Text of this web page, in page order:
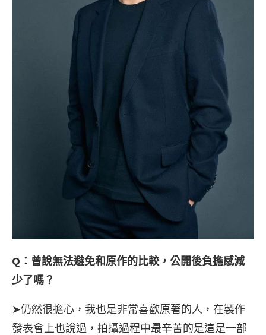
Q：曾說無法避免和原作的比較，公開後負擔感減
少了嗎？
➤仍然很擔心，我也是非常喜歡原著的人，在製作
發表會上也說過，拍攝過程中最辛苦的是這是一部